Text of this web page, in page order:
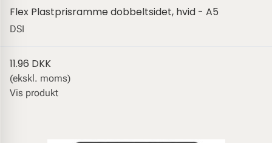
Flex Plastprisramme dobbeltsidet, hvid - A5
DSI
11.96 DKK
(ekskl. moms)
Vis produkt